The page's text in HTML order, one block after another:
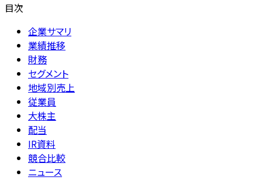
目次
企業サマリ
業績推移
財務
セグメント
地域別売上
従業員
大株主
配当
IR資料
競合比較
ニュース